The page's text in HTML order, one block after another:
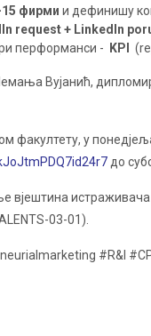
фирми и дефинишу
request + LinkedIn
перформанси -
KPI
Вујанић,
у
до
вјештина
03-01).
#R&I